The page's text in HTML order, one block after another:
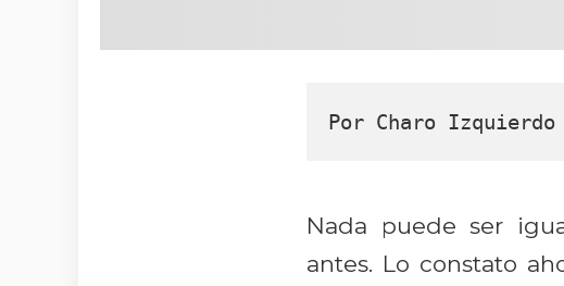
Por Charo Izquierdo
Nada puede ser
antes. Lo constato